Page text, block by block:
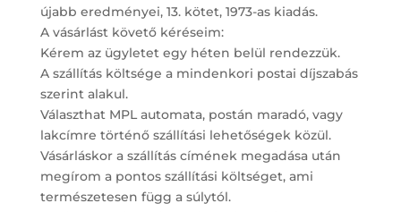
újabb eredményei, 13. kötet, 1973-as kiadás.
A vásárlást követő kéréseim:
Kérem az ügyletet egy héten belül rendezzük.
A szállítás költsége a mindenkori postai díjszabás
szerint alakul.
Választhat MPL automata, postán maradó, vagy
lakcímre történő szállítási lehetőségek közül.
Vásárláskor a szállítás címének megadása után
megírom a pontos szállítási költséget, ami
természetesen függ a súlytól.